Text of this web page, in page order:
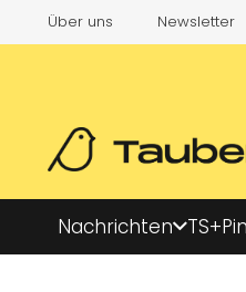
Über uns Newsletter
Nachrichten TS+